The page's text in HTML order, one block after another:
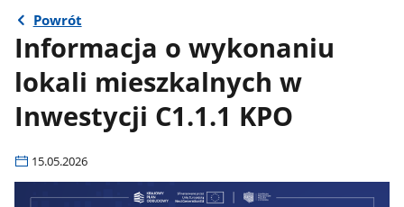
Powrót
Informacja o wykonaniu
lokali mieszkalnych w
Inwestycji C1.1.1 KPO
15.05.2026